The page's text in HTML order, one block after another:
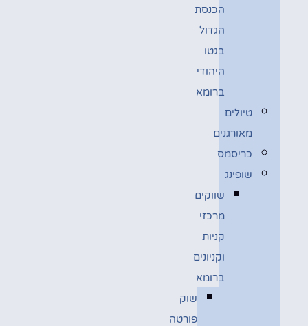
הכנסת
הגדול
בגטו
היהודי
ברומא
טיולים
מאורגנים
כריסמס
שופינג
שווקים
מרכזי
קניות
וקניונים
ברומא
שוק
פורטה